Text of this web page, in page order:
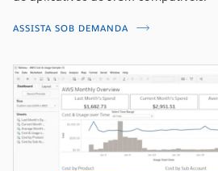
ASSISTA SOB DEMANDA